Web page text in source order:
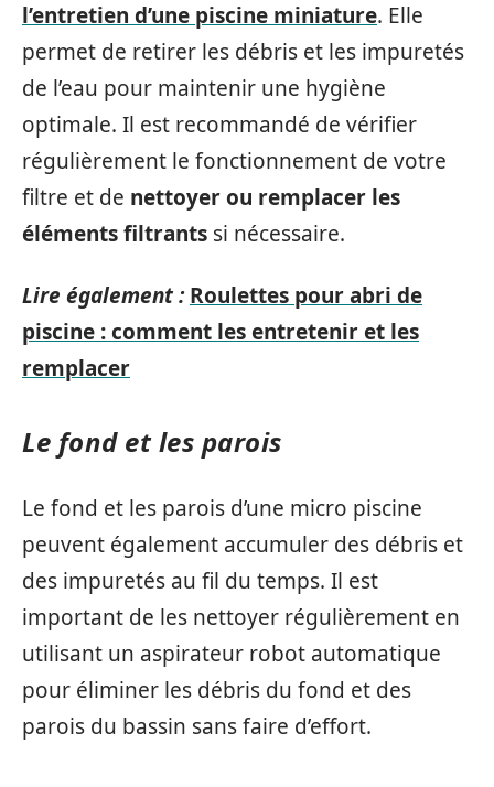
l’entretien d’une piscine miniature. Elle
permet de retirer les débris et les impuretés
de l’eau pour maintenir une hygiène
optimale. Il est recommandé de vérifier
régulièrement le fonctionnement de votre
filtre et de nettoyer ou remplacer les
éléments filtrants si nécessaire.
Lire également : Roulettes pour abri de
piscine : comment les entretenir et les
remplacer
Le fond et les parois
Le fond et les parois d’une micro piscine
peuvent également accumuler des débris et
des impuretés au fil du temps. Il est
important de les nettoyer régulièrement en
utilisant un aspirateur robot automatique
pour éliminer les débris du fond et des
parois du bassin sans faire d’effort.